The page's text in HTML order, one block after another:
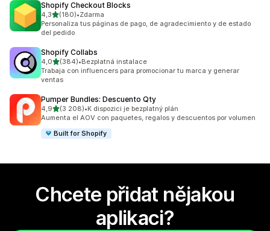
Shopify Checkout Blocks
4,3z 5 hvězd
(180)
Celkový počet recenzí: 180
•Zdarma
Personaliza tus páginas de pago, de agradecimiento y de estado
del pedido
Shopify Collabs
4,0z 5 hvězd
(384)
Celkový počet recenzí: 384
•Bezplatná instalace
Trabaja con influencers para promocionar tu marca y generar
ventas
Pumper Bundles: Descuento Qty
4,9z 5 hvězd
(3 208)
Celkový počet recenzí: 3208
•K dispozici je bezplatný plán
Aumenta el AOV con paquetes, regalos y descuentos por volumen
Built for Shopify
Chcete přidat nějakou
aplikaci?